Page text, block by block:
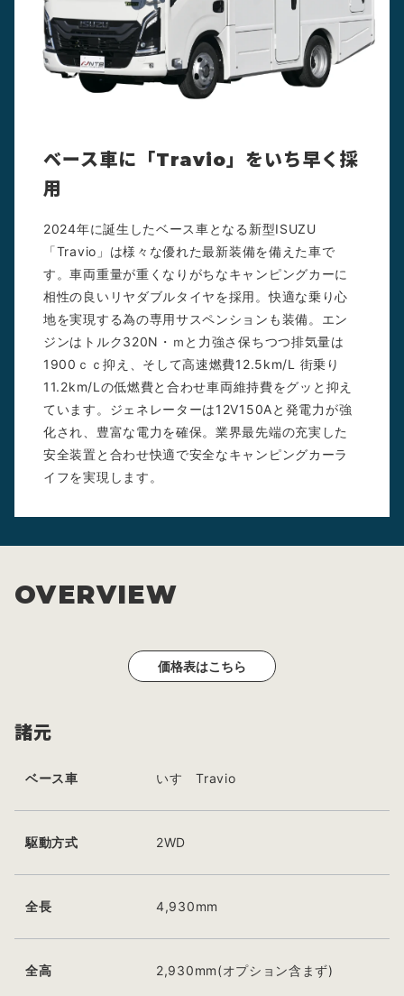
ベース車に「Travio」をいち早く採
用
2024年に誕生したベース車となる新型ISUZU
「Travio」は様々な優れた最新装備を備えた車で
す。車両重量が重くなりがちなキャンピングカーに
相性の良いリヤダブルタイヤを採用。快適な乗り心
地を実現する為の専用サスペンションも装備。エン
ジンはトルク320N・ｍと力強さ保ちつつ排気量は
1900ｃｃ抑え、そして高速燃費12.5km/L 街乗り
11.2km/Lの低燃費と合わせ車両維持費をグッと抑え
ています。ジェネレーターは12V150Aと発電力が強
化され、豊富な電力を確保。業界最先端の充実した
安全装置と合わせ快適で安全なキャンピングカーラ
イフを実現します。
OVERVIEW
価格表はこちら
諸元
ベース車 いすゞTravio
駆動方式 2WD
全長 4,930mm
全高 2,930mm(オプション含まず)